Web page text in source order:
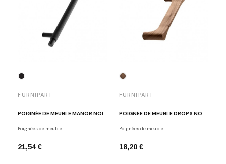
FURNIPART
Poignées de meuble
21,54 €
FURNIPART
Poignées de meuble
18,20 €